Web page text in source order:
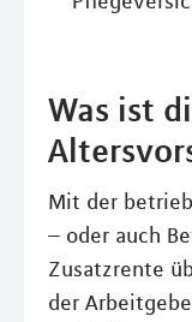
Was ist
Mit der
– oder auch
Zusatzrente
der